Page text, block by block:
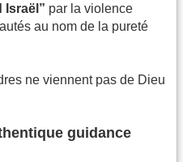
Israël” par la violence
au nom de la pureté
ne viennent pas de Dieu
guidance